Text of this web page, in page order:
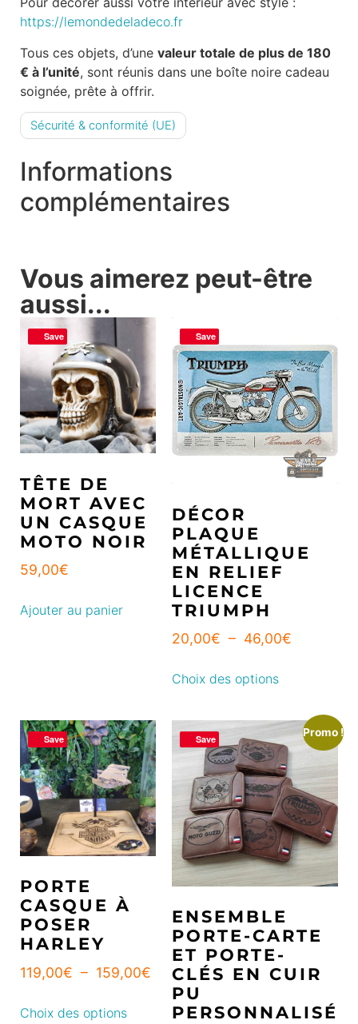
https://lemondedeladeco.fr
Tous ces objets, d’une valeur totale de plus de 180
€ à l’unité, sont réunis dans une boîte noire cadeau
soignée, prête à offrir.
Sécurité & conformité (UE)
Informations
complémentaires
Vous aimerez peut-être
aussi...
Save
TÊTE DE
MORT AVEC
UN CASQUE
MOTO NOIR
59,00€
Ajouter au panier
Save
DÉCOR
PLAQUE
MÉTALLIQUE
EN RELIEF
LICENCE
TRIUMPH
20,00€ – 46,00€
Choix des options
Save
PORTE
CASQUE À
POSER
HARLEY
119,00€ – 159,00€
Choix des options
Save
Promo !
ENSEMBLE
PORTE-CARTE
ET PORTE-
CLÉS EN CUIR
PU
PERSONNALISÉ